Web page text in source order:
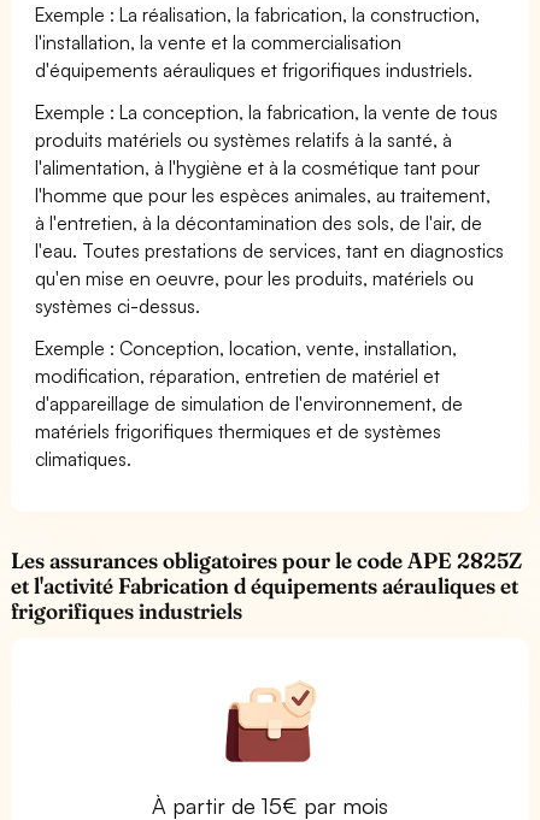
Exemple : La réalisation, la fabrication, la construction,
l'installation, la vente et la commercialisation
d'équipements aérauliques et frigorifiques industriels.
Exemple : La conception, la fabrication, la vente de tous
produits matériels ou systèmes relatifs à la santé, à
l'alimentation, à l'hygiène et à la cosmétique tant pour
l'homme que pour les espèces animales, au traitement,
à l'entretien, à la décontamination des sols, de l'air, de
l'eau. Toutes prestations de services, tant en diagnostics
qu'en mise en oeuvre, pour les produits, matériels ou
systèmes ci-dessus.
Exemple : Conception, location, vente, installation,
modification, réparation, entretien de matériel et
d'appareillage de simulation de l'environnement, de
matériels frigorifiques thermiques et de systèmes
climatiques.
Les assurances obligatoires pour le code APE 2825Z
et l'activité Fabrication d équipements aérauliques et
frigorifiques industriels
À partir de 15€ par mois